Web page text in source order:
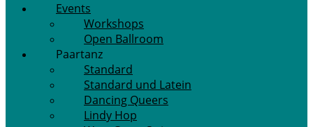
Events
Workshops
Open Ballroom
Paartanz
Standard
Standard und Latein
Dancing Queers
Lindy Hop